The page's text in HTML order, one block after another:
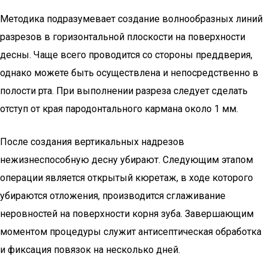
Методика подразумевает создание волнообразных линий
разрезов в горизонтальной плоскости на поверхности
десны. Чаще всего проводится со стороны преддверия,
однако можете быть осуществлена и непосредственно в
полости рта. При выполнении разреза следует сделать
отступ от края пародонтального кармана около 1 мм.
После создания вертикальных надрезов
нежизнеспособную десну убирают. Следующим этапом
операции является открытый кюретаж, в ходе которого
убираются отложения, производится сглаживание
неровностей на поверхности корня зуба. Завершающим
моментом процедуры служит антисептическая обработка
и фиксация повязок на несколько дней.